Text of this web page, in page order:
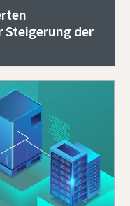
Steigerung der